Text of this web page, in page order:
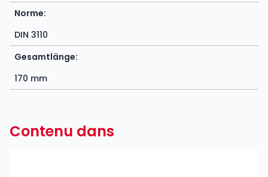
Norme:
DIN 3110
Gesamtlänge:
170 mm
Contenu dans